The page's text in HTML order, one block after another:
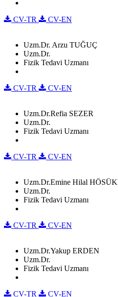
CV-TR CV-EN
Uzm.Dr. Arzu TUĞUÇ
Uzm.Dr.
Fizik Tedavi Uzmanı
CV-TR CV-EN
Uzm.Dr.Refia SEZER
Uzm.Dr.
Fizik Tedavi Uzmanı
CV-TR CV-EN
Uzm.Dr.Emine Hilal
Uzm.Dr.
Fizik Tedavi Uzmanı
CV-TR CV-EN
Uzm.Dr.Yakup ERDEN
Uzm.Dr.
Fizik Tedavi Uzmanı
CV-TR CV-EN